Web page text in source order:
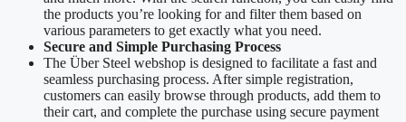
the products you’re looking for and filter them based on
various parameters to get exactly what you need.
Secure and Simple Purchasing Process
The Über Steel webshop is designed to facilitate a fast and
seamless purchasing process. After simple registration,
customers can easily browse through products, add them to
their cart, and complete the purchase using secure payment